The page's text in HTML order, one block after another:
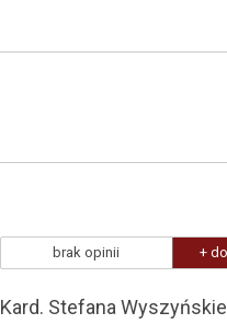
brak opinii +
Kard. Stefana